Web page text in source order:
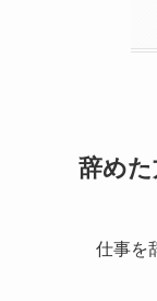
辞め
仕事を